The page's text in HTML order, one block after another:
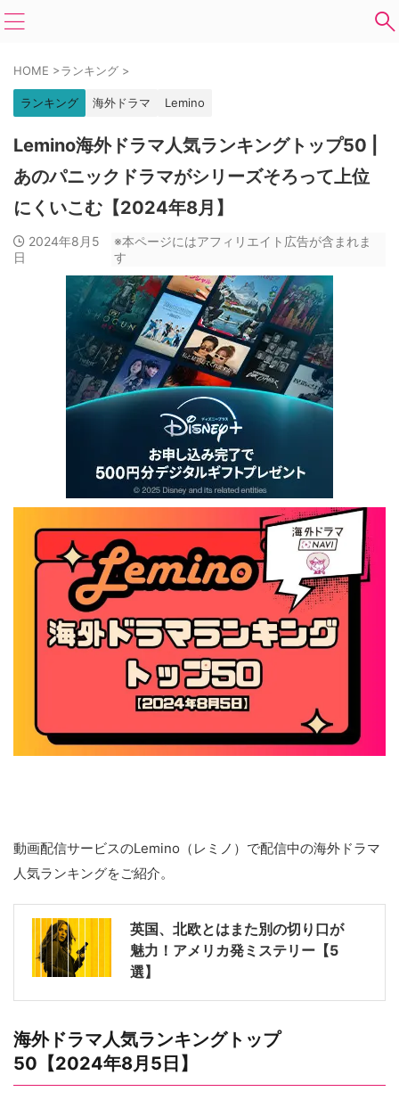
HOME >ランキング >
ランキング 海外ドラマ Lemino
Lemino海外ドラマ人気ランキングトップ50 |
あのパニックドラマがシリーズそろって上位
にくいこむ【2024年8月】
2024年8月5
日
※本ページにはアフィリエイト広告が含まれま
す
動画配信サービスのLemino（レミノ）で配信中の海外ドラマ
人気ランキングをご紹介。
英国、北欧とはまた別の切り口が
魅力！アメリカ発ミステリー【5
選】
海外ドラマ人気ランキングトップ
50【2024年8月5日】